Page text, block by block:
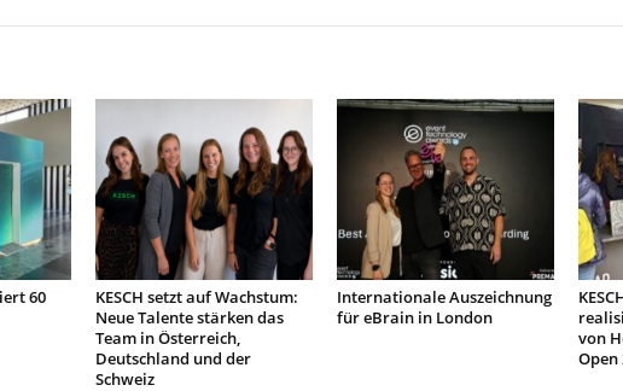
60
KESCH setzt auf Wachstum:
Neue Talente stärken das
Team in Österreich,
Deutschland und der
Schweiz
Internationale Auszeichnung
für eBrain in London
von
Open